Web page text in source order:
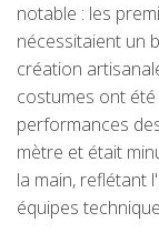
notable : les
nécessitaient un
création
costumes ont été
performances
mètre et était
la main, reflétant
équipes